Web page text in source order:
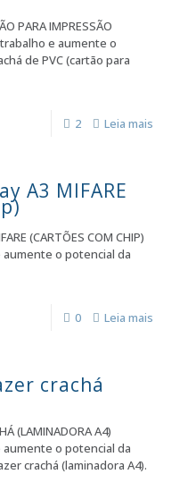
PARA IMPRESSÃO
e aumente o
de PVC (cartão para
2 Leia mais
A3 MIFARE
(CARTÕES COM CHIP)
o potencial da
0 Leia mais
crachá
(LAMINADORA A4)
o potencial da
crachá (laminadora A4).